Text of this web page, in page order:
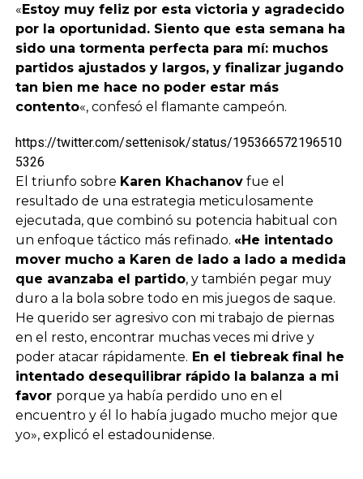
«Estoy muy feliz por esta victoria y agradecido
por la oportunidad. Siento que esta semana ha
sido una tormenta perfecta para mí: muchos
partidos ajustados y largos, y finalizar jugando
tan bien me hace no poder estar más
contento«, confesó el flamante campeón.
https://twitter.com/settenisok/status/195366572196510
5326
El triunfo sobre Karen Khachanovfue el
resultado de una estrategia meticulosamente
ejecutada, que combinó su potencia habitual con
un enfoque táctico más refinado. «He intentado
mover mucho a Karen de lado a lado a medida
que avanzaba el partido, y también pegar muy
duro a la bola sobre todo en mis juegos de saque.
He querido ser agresivo con mi trabajo de piernas
en el resto, encontrar muchas veces mi drive y
poder atacar rápidamente. En el tiebreak final he
intentado desequilibrar rápido la balanza a mi
favor porque ya había perdido uno en el
encuentro y él lo había jugado mucho mejor que
yo», explicó el estadounidense.